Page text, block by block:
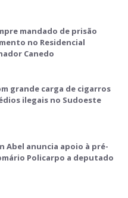
mandado de prisão
no Residencial
Canedo
grande carga de cigarros
ilegais no Sudoeste
Abel anuncia apoio à pré-
Policarpo a deputado